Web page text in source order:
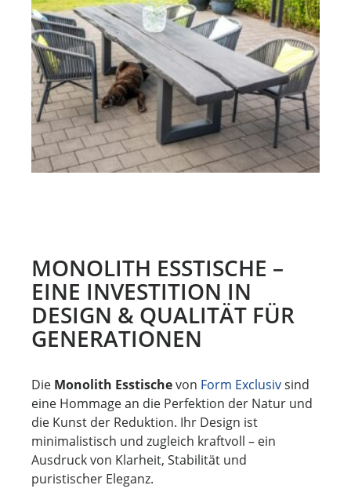
MONOLITH ESSTISCHE –
EINE INVESTITION IN
DESIGN & QUALITÄT FÜR
GENERATIONEN
Die Monolith Esstischevon Form Exclusivsind
eine Hommage an die Perfektion der Natur und
die Kunst der Reduktion. Ihr Design ist
minimalistisch und zugleich kraftvoll – ein
Ausdruck von Klarheit, Stabilität und
puristischer Eleganz.